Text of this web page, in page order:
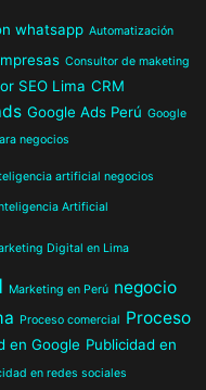
whatsapp Automatización
Consultor de maketing
SEO Lima CRM
Google Ads Perú Google
negocios
artificial negocios
Artificial
Digital en Lima
Marketing en Perú negocio
Proceso comercial Proceso
en Google Publicidad en
en redes sociales